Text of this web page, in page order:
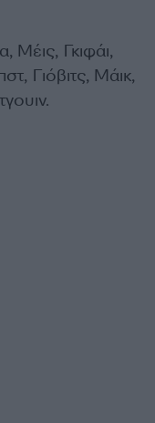
Μέις, Γκιφάι,
Γιόβιτς, Μάικ,